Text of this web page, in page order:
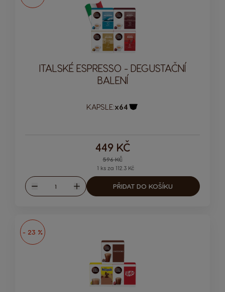
ITALSKÉ ESPRESSO - DEGUSTAČNÍ
BALENÍ
KAPSLE:x64
Regular Price
596 KČ
449 KČ
1 ks za 112.3 Kč
Množství
Zvýšit
PŘIDAT DO KOŠÍKU
- 23 %